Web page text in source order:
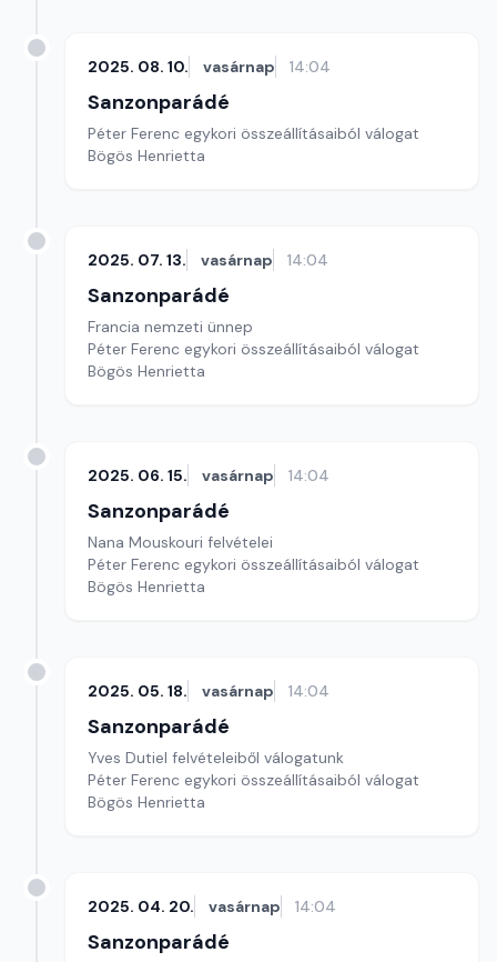
2025. 08. 10. vasárnap 14:04
Sanzonparádé
Péter Ferenc egykori összeállításaiból válogat
Bögös Henrietta
2025. 07. 13. vasárnap 14:04
Sanzonparádé
Francia nemzeti ünnep
Péter Ferenc egykori összeállításaiból válogat
Bögös Henrietta
2025. 06. 15. vasárnap 14:04
Sanzonparádé
Nana Mouskouri felvételei
Péter Ferenc egykori összeállításaiból válogat
Bögös Henrietta
2025. 05. 18. vasárnap 14:04
Sanzonparádé
Yves Dutiel felvételeiből válogatunk
Péter Ferenc egykori összeállításaiból válogat
Bögös Henrietta
2025. 04. 20. vasárnap 14:04
Sanzonparádé